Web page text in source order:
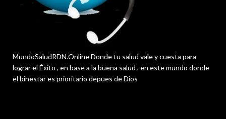
MundoSaludRDN.Online Donde tu salud vale y cuesta para
lograr el Éxito , en base a la buena salud , en este mundo donde
el binestar es prioritario depues de Dios